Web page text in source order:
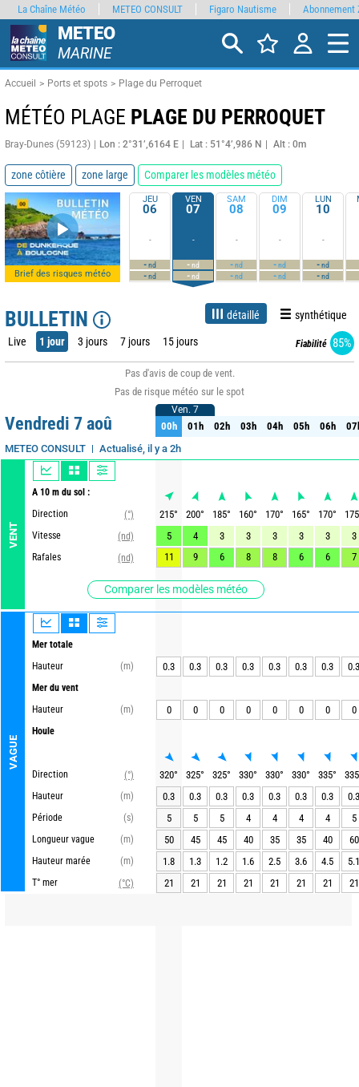
METEO
MARINE
Accueil Ports et spots Plage du Perroquet
MÉTÉO PLAGE PLAGE DU PERROQUET
Bray-Dunes (59123) Lon : 2°31’,6164 E Lat : 51°4’,986 N Alt : 0m
zone côtière zone large Comparer les modèles météo
Brief des risques météo
JEU
06
-
-nd
-nd
VEN
07
-
-nd
-nd
SAM
08
-
-nd
-nd
DIM
09
-
-nd
-nd
LUN
10
-
-nd
-nd
BULLETIN détaillé synthétique
Live 1 jour 3 jours 7 jours 15 jours Fiabilité 85%
Pas d'avis de coup de vent.
Pas de risque météo sur le spot
Vendredi 7 aoû
METEO CONSULT Actualisé, il y a 2h
VENT
A 10 m du sol :
Direction
(°)
Vitesse
(nd)
Rafales
(nd)
Comparer les modèles météo
VAGUE
Mer totale
Hauteur
(m)
Mer du vent
Hauteur
(m)
Houle
Direction
(°)
Hauteur
(m)
Période
(s)
Longueur vague
(m)
Hauteur marée
(m)
T° mer
(°C)
Ven. 7
00h 01h 02h 03h 04h 05h 06h
Ven. 7
00h 01h 02h 03h 04h 05h 06h
215° 200° 185° 160° 170° 165° 170°
175
5
4 3 3 3 3 3
3
11
9 6 8 8 6 6 7
0.3 0.3 0.3 0.3 0.3 0.3 0.3 0.3
0 0 0 0 0 0 0 0
320° 325° 325° 330° 330° 330° 335°
335
0.3
0.3 0.3 0.3 0.3 0.3 0.3
0.3
5
5 5 4 4 4 4
5
50
45 45 40 35 35 40
60
1.8
1.3 1.2 1.6 2.5 3.6 4.5
5.1
21
21 21 21 21 21 21 21
La Chaîne Météo METEO CONSULT Figaro Nautisme Abonnement